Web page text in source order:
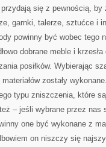
się z pewnością, by
garnki, talerze, sztućce i
powinny być wobec tego
dobrane meble i
posiłków. Wybierając
zostały
typu zniszczenia, które
– jeśli wybrane przez nas
one być wykonane z
on niszczy się